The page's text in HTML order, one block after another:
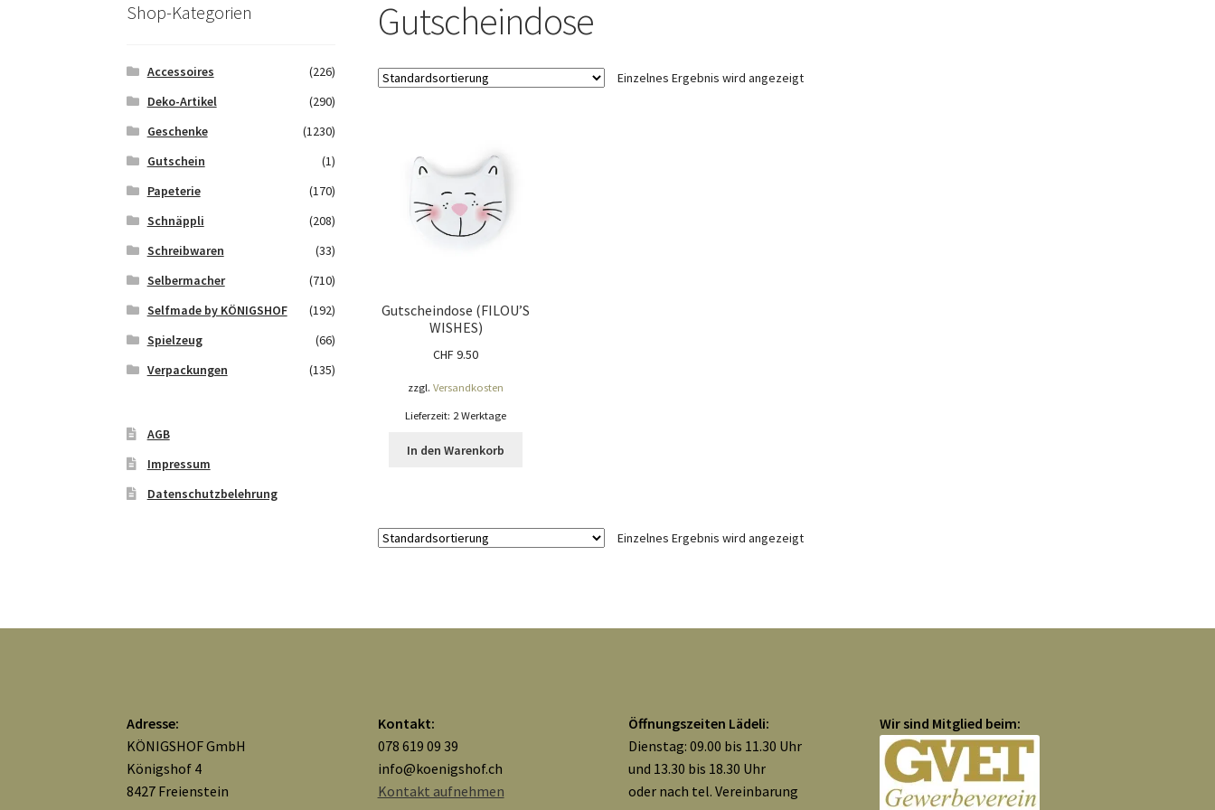
Gutscheindose
Einzelnes Ergebnis wird angezeigt
Gutscheindose (FILOU’S
WISHES)
CHF9.50
zzgl.Versandkosten
Lieferzeit: 2 Werktage
In den Warenkorb
Einzelnes Ergebnis wird angezeigt
Shop-Kategorien
Accessoires
(226)
Deko-Artikel
(290)
Geschenke
(1230)
Gutschein
(1)
Papeterie
(170)
Schnäppli
(208)
Schreibwaren
(33)
Selbermacher
(710)
Selfmade by KÖNIGSHOF
(192)
Spielzeug
(66)
Verpackungen
(135)
AGB
Impressum
Datenschutzbelehrung
Adresse:
KÖNIGSHOF GmbH
Königshof 4
8427 Freienstein
Kontakt:
078 619 09 39
info@koenigshof.ch
Kontakt aufnehmen
Öffnungszeiten Lädeli:
Dienstag: 09.00 bis 11.30 Uhr
und 13.30 bis 18.30 Uhr
oder nach tel. Vereinbarung
Wir sind Mitglied beim: